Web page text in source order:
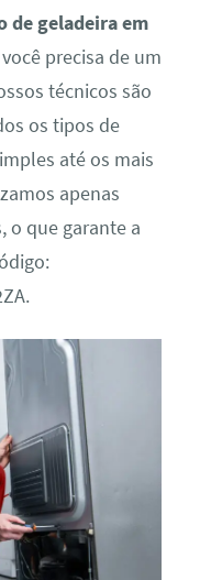
de geladeira em
precisa de um
técnicos são
os tipos de
até os mais
apenas
o que garante a